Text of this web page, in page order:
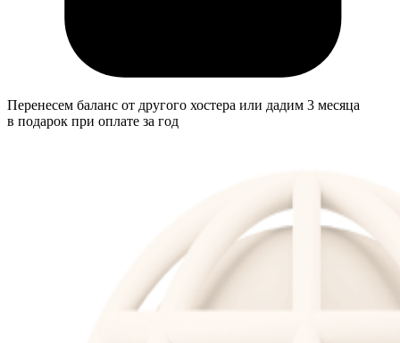
Перенесем баланс от другого хостера или дадим 3 месяца
в подарок при оплате за год